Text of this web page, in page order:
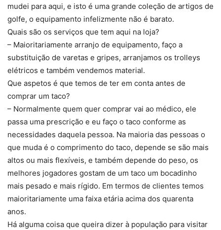
mudei para aqui, e isto é uma grande coleção de artigos de
golfe, o equipamento infelizmente não é barato.
Quais são os serviços que tem aqui na loja?
– Maioritariamente arranjo de equipamento, faço a
substituição de varetas e gripes, arranjamos os trolleys
elétricos e também vendemos material.
Que aspetos é que temos de ter em conta antes de
comprar um taco?
– Normalmente quem quer comprar vai ao médico, ele
passa uma prescrição e eu faço o taco conforme as
necessidades daquela pessoa. Na maioria das pessoas o
que muda é o comprimento do taco, depende se são mais
altos ou mais flexíveis, e também depende do peso, os
melhores jogadores gostam de um taco um bocadinho
mais pesado e mais rígido. Em termos de clientes temos
maioritariamente uma faixa etária acima dos quarenta
anos.
Há alguma coisa que queira dizer à população para visitar